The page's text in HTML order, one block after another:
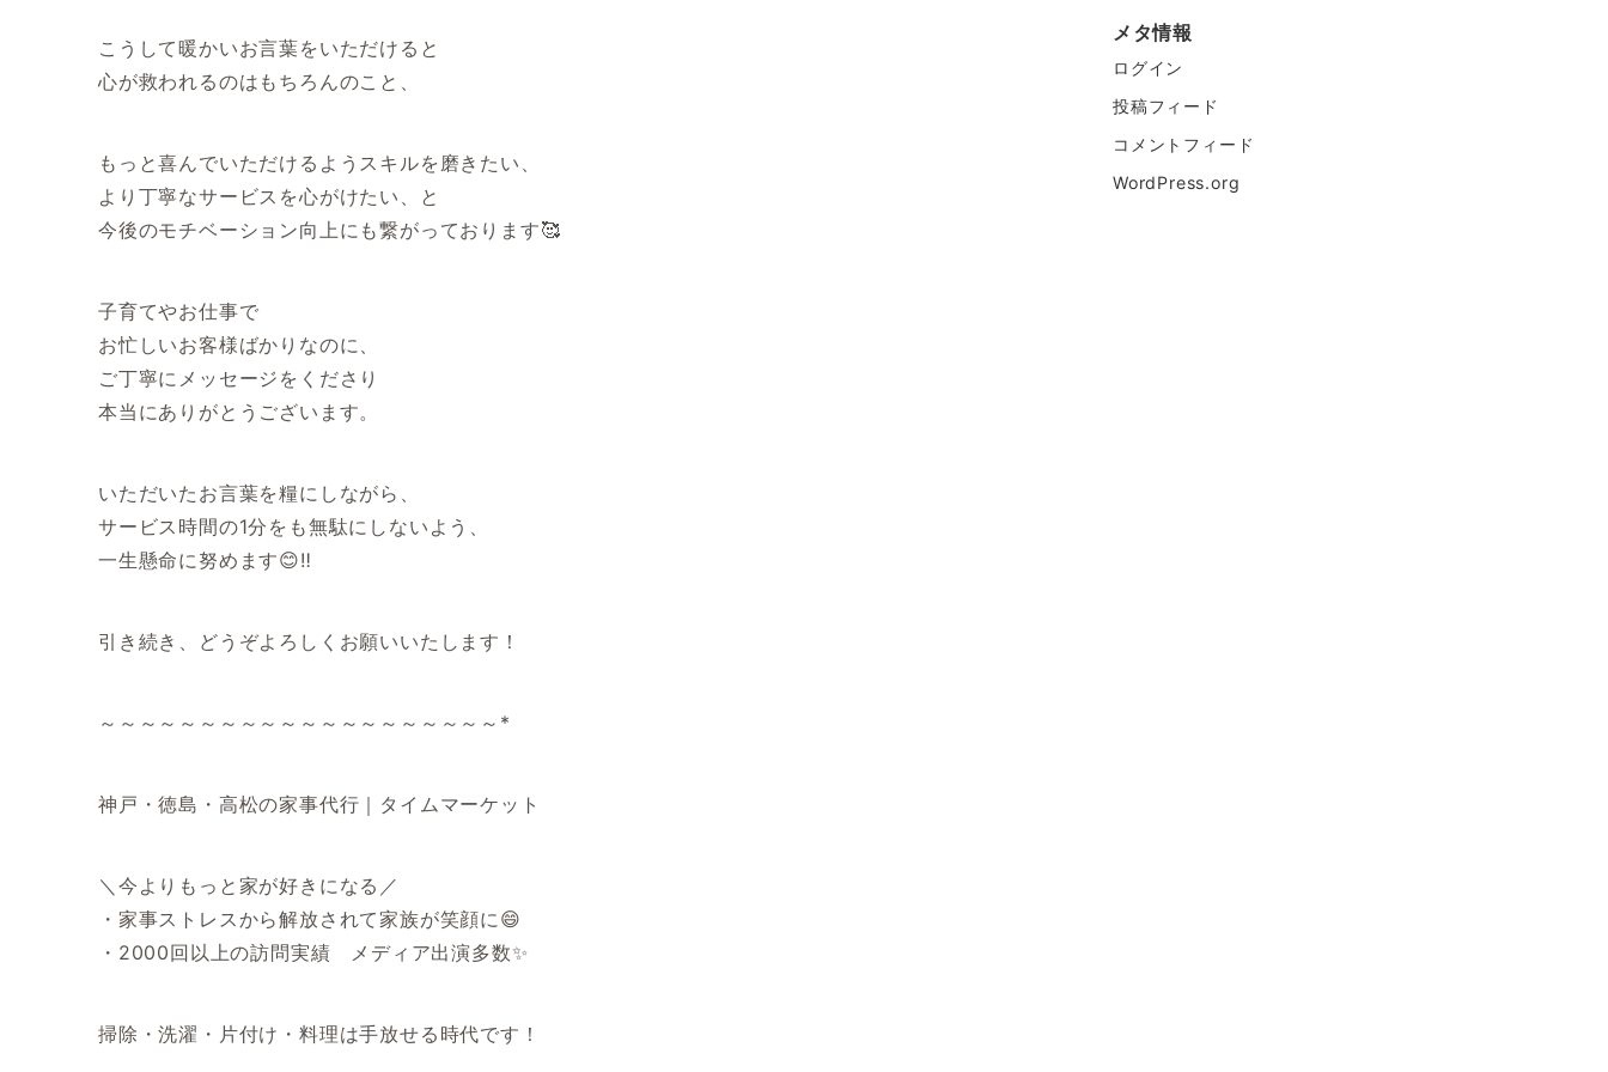
こうして暖かいお言葉をいただけると
心が救われるのはもちろんのこと、
もっと喜んでいただけるようスキルを磨きたい、
より丁寧なサービスを心がけたい、と
今後のモチベーション向上にも繋がっております🥰
子育てやお仕事で
お忙しいお客様ばかりなのに、
ご丁寧にメッセージをくださり
本当にありがとうございます。
いただいたお言葉を糧にしながら、
サービス時間の1分をも無駄にしないよう、
一生懸命に努めます😊‼️
引き続き、どうぞよろしくお願いいたします！
～～～～～～～～～～～～～～～～～～～～*
神戸・徳島・高松の家事代行｜タイムマーケット
＼今よりもっと家が好きになる／
・家事ストレスから解放されて家族が笑顔に😄
・2000回以上の訪問実績 メディア出演多数✨
掃除・洗濯・片付け・料理は手放せる時代です！
メタ情報
ログイン
投稿フィード
コメントフィード
WordPress.org